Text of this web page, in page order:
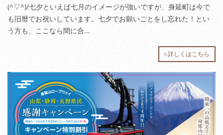
(^▽^)/七夕といえば七月のイメージが強いですが、身延町は今で
も旧暦でお祝いしています。七夕でお願いごとをし忘れた！とい
う方も、ここなら間に合...
詳しくはこちら